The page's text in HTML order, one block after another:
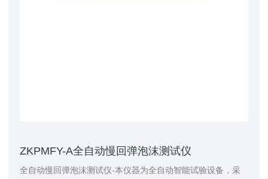
ZKPMFY-A全自动慢回弹泡沫测试仪
全自动慢回弹泡沫测试仪-本仪器为全自动智能试验设备，采